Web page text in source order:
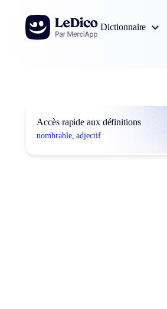
Aller au contenu
Dictionnaire
Accès rapide aux définitions
nombrable, adjectif